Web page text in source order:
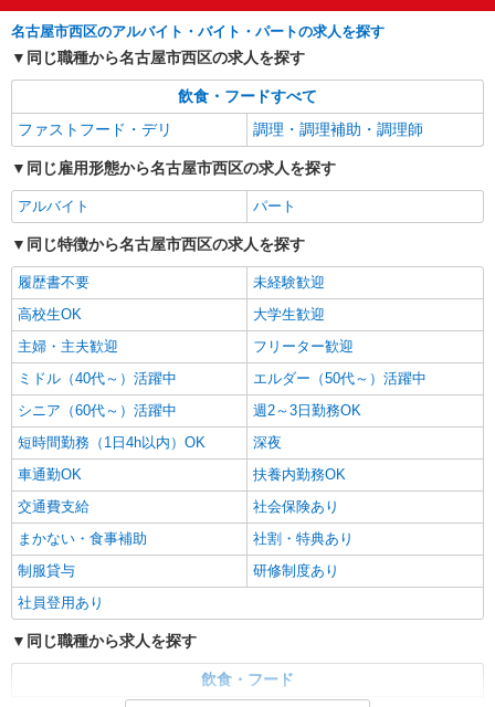
名古屋市西区のアルバイト・バイト・パートの求人を探す
同じ職種から名古屋市西区の求人を探す
飲食・フードすべて
ファストフード・デリ
調理・調理補助・調理師
同じ雇用形態から名古屋市西区の求人を探す
アルバイト パート
同じ特徴から名古屋市西区の求人を探す
履歴書不要
未経験歓迎
高校生OK
大学生歓迎
主婦・主夫歓迎
フリーター歓迎
ミドル（40代～）活躍中
エルダー（50代～）活躍中
シニア（60代～）活躍中
週2～3日勤務OK
短時間勤務（1日4h以内）OK
深夜
車通勤OK
扶養内勤務OK
交通費支給
社会保険あり
まかない・食事補助
社割・特典あり
制服貸与
研修制度あり
社員登用あり
同じ職種から求人を探す
飲食・フード